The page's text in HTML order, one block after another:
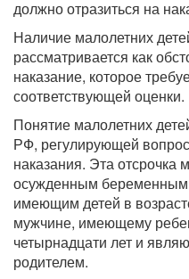
должно отразиться на
Наличие малолетних
рассматривается как
наказание, которое
соответствующей оценки.
Понятие малолетних
РФ, регулирующей
наказания. Эта отсрочка
осужденным
имеющим детей в
мужчине, имеющему
четырнадцати лет и
родителем.